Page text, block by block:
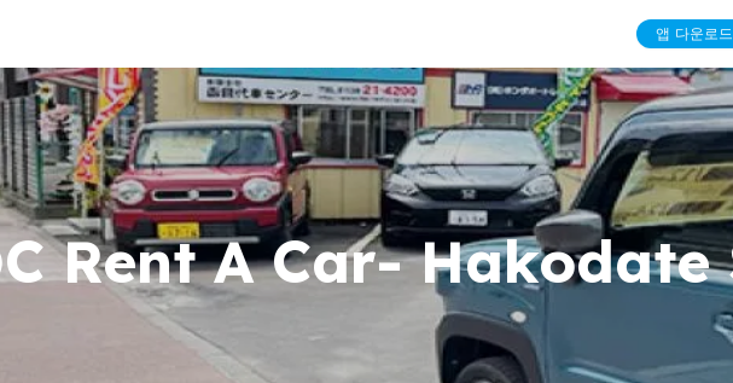
앱 다운로드
Rent A Car-